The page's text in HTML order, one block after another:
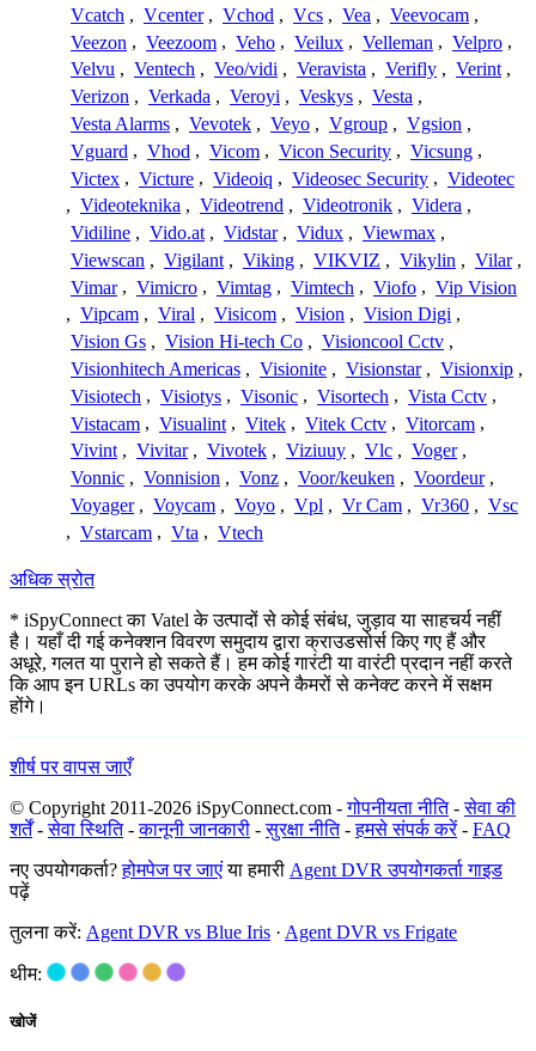
Vcatch , Vcenter , Vchod , Vcs , Vea , Veevocam ,
Veezon , Veezoom , Veho , Veilux , Velleman , Velpro ,
Velvu , Ventech , Veo/vidi , Veravista , Verifly , Verint ,
Verizon , Verkada , Veroyi , Veskys , Vesta ,
Vesta Alarms , Vevotek , Veyo , Vgroup , Vgsion ,
Vguard , Vhod , Vicom , Vicon Security , Vicsung ,
Victex , Victure , Videoiq , Videosec Security , Videotec
, Videoteknika , Videotrend , Videotronik , Videra ,
Vidiline , Vido.at , Vidstar , Vidux , Viewmax ,
Viewscan , Vigilant , Viking , VIKVIZ , Vikylin , Vilar ,
Vimar , Vimicro , Vimtag , Vimtech , Viofo , Vip Vision
, Vipcam , Viral , Visicom , Vision , Vision Digi ,
Vision Gs , Vision Hi-tech Co , Visioncool Cctv ,
Visionhitech Americas , Visionite , Visionstar , Visionxip ,
Visiotech , Visiotys , Visonic , Visortech , Vista Cctv ,
Vistacam , Visualint , Vitek , Vitek Cctv , Vitorcam ,
Vivint , Vivitar , Vivotek , Viziuuy , Vlc , Voger ,
Vonnic , Vonnision , Vonz , Voor/keuken , Voordeur ,
Voyager , Voycam , Voyo , Vpl , Vr Cam , Vr360 , Vsc
, Vstarcam , Vta , Vtech
अधिक स्रोत
* iSpyConnect का Vatel के उत्पादों से कोई संबंध, जुड़ाव या साहचर्य नहीं
है। यहाँ दी गई कनेक्शन विवरण समुदाय द्वारा क्राउडसोर्स किए गए हैं और
अधूरे, गलत या पुराने हो सकते हैं। हम कोई गारंटी या वारंटी प्रदान नहीं करते
कि आप इन URLs का उपयोग करके अपने कैमरों से कनेक्ट करने में सक्षम
होंगे।
शीर्ष पर वापस जाएँ
© Copyright 2011-2026 iSpyConnect.com -गोपनीयता नीति-सेवा की
शर्तें-सेवा स्थिति-कानूनी जानकारी -सुरक्षा नीति-हमसे संपर्क करें- FAQ
नए उपयोगकर्ता?होमपेज पर जाएंया हमारी Agent DVR उपयोगकर्ता गाइड
पढ़ें
तुलना करें: Agent DVR vs Blue Iris · Agent DVR vs Frigate
थीम:
खोजें